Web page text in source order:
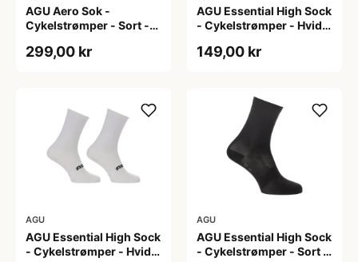
AGU Aero Sok -
Cykelstrømper - Sort -
299,00 kr
AGU Essential High Sock
- Cykelstrømper - Hvid -
149,00 kr
AGU
AGU Essential High Sock
- Cykelstrømper - Hvid -
AGU
AGU Essential High Sock
- Cykelstrømper - Sort -